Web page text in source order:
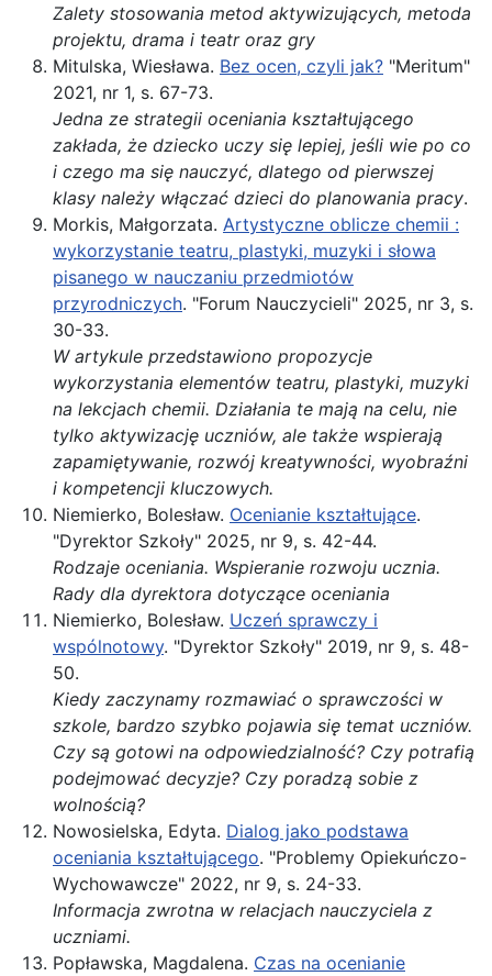
Zalety stosowania metod aktywizujących, metoda
projektu, drama i teatr oraz gry
Mitulska, Wiesława. Bez ocen, czyli jak? "Meritum"
2021, nr 1, s. 67-73.
Jedna ze strategii oceniania kształtującego
zakłada, że dziecko uczy się lepiej, jeśli wie po co
i czego ma się nauczyć, dlatego od pierwszej
klasy należy włączać dzieci do planowania pracy.
Morkis, Małgorzata. Artystyczne oblicze chemii :
wykorzystanie teatru, plastyki, muzyki i słowa
pisanego w nauczaniu przedmiotów
przyrodniczych. "Forum Nauczycieli" 2025, nr 3, s.
30-33.
W artykule przedstawiono propozycje
wykorzystania elementów teatru, plastyki, muzyki
na lekcjach chemii. Działania te mają na celu, nie
tylko aktywizację uczniów, ale także wspierają
zapamiętywanie, rozwój kreatywności, wyobraźni
i kompetencji kluczowych.
Niemierko, Bolesław. Ocenianie kształtujące.
"Dyrektor Szkoły" 2025, nr 9, s. 42-44.
Rodzaje oceniania. Wspieranie rozwoju ucznia.
Rady dla dyrektora dotyczące oceniania
Niemierko, Bolesław. Uczeń sprawczy i
wspólnotowy. "Dyrektor Szkoły" 2019, nr 9, s. 48-
50.
Kiedy zaczynamy rozmawiać o sprawczości w
szkole, bardzo szybko pojawia się temat uczniów.
Czy są gotowi na odpowiedzialność? Czy potrafią
podejmować decyzje? Czy poradzą sobie z
wolnością?
Nowosielska, Edyta. Dialog jako podstawa
oceniania kształtującego. "Problemy Opiekuńczo-
Wychowawcze" 2022, nr 9, s. 24-33.
Informacja zwrotna w relacjach nauczyciela z
uczniami.
Popławska, Magdalena. Czas na ocenianie